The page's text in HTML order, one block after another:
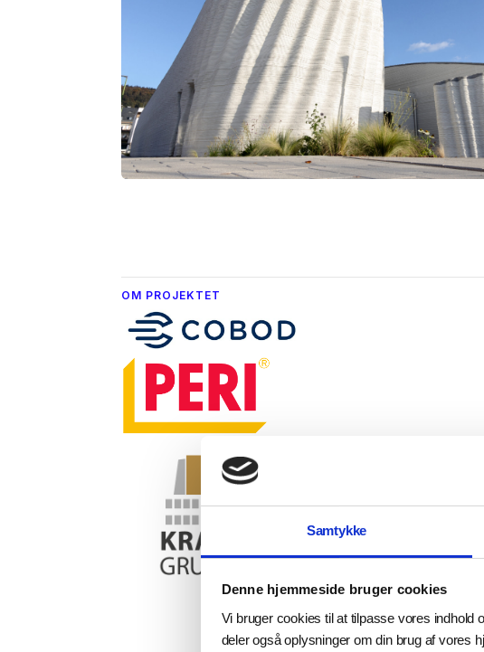
Samtykke
Denne hjemmeside bruger cookies
Vi bruger cookies til at tilpasse vores indhold
deler også oplysninger om din brug af vores
OM PROJEKTET